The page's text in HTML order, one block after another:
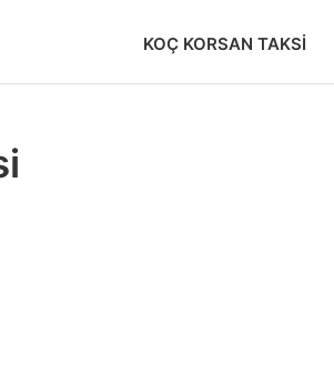
KOÇ KORSAN TAKSI